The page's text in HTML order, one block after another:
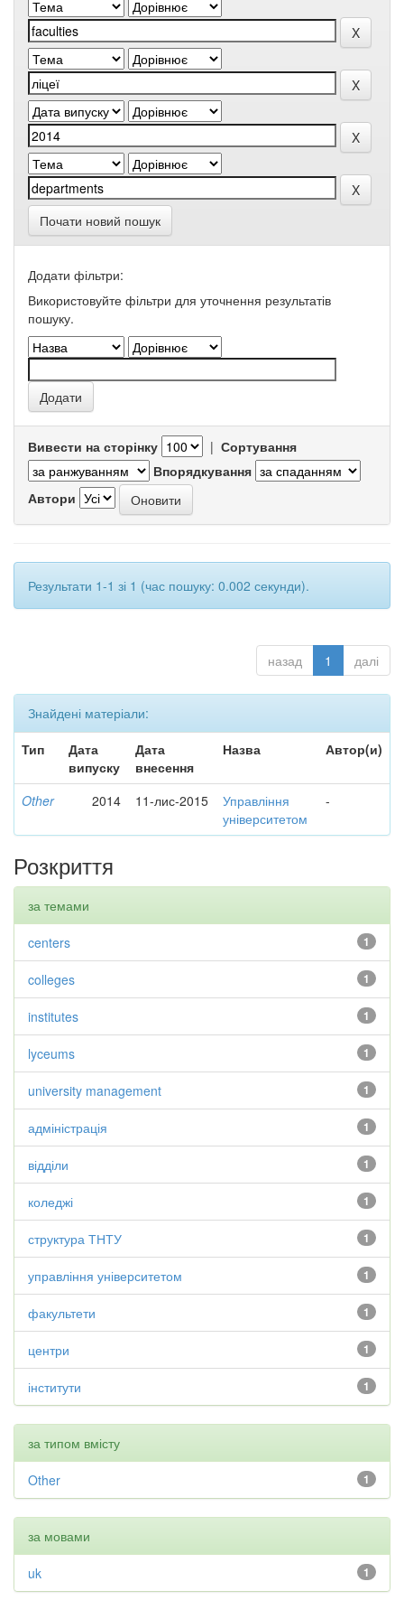
Почати новий пошук
Додати фільтри:
Використовуйте фільтри для уточнення результатів
пошуку.
Вивести на сторінку | Сортування
Впорядкування
Автори
Результати 1-1 зі 1 (час пошуку: 0.002 секунди).
назад 1 далі
Знайдені матеріали:
Тип
Дата
випуску
Дата
внесення
Назва Автор(и)
Other 2014 11-лис-2015
Управління
університетом
-
Розкриття
за темами
1
centers
1
colleges
1
institutes
1
lyceums
1
university management
1
адміністрація
1
відділи
1
коледжі
1
структура ТНТУ
1
управління університетом
1
факультети
1
центри
1
інститути
за типом вмісту
1
Other
за мовами
1
uk